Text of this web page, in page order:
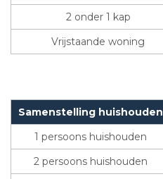
2 onder 1 kap
Vrijstaande woning
Samenstelling huishouden
1 persoons huishouden
2 persoons huishouden